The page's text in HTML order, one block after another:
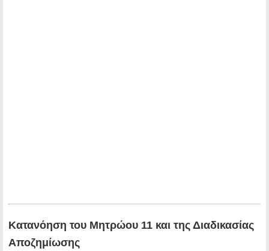
Κατανόηση του Μητρώου 11 και της Διαδικασίας
Αποζημίωσης